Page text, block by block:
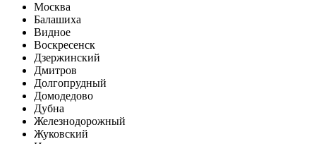
Москва
Балашиха
Видное
Воскресенск
Дзержинский
Дмитров
Долгопрудный
Домодедово
Дубна
Железнодорожный
Жуковский